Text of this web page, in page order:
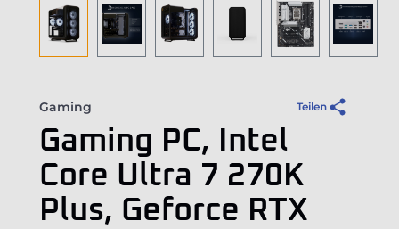
Gaming Teilen
Gaming PC, Intel
Core Ultra 7 270K
Plus, Geforce RTX